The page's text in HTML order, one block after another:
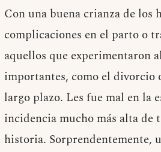
Con una buena crianza de
complicaciones en el parto o
aquellos que experimentaron
importantes, como el divorcio
largo plazo. Les fue mal en la
incidencia mucho más alta de
historia. Sorprendentemente,